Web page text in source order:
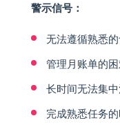
警示信号：
无法遵循熟悉
管理月账单的
长时间无法集
完成熟悉任务